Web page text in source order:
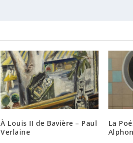
À Louis II de Bavière – Paul
Verlaine
La